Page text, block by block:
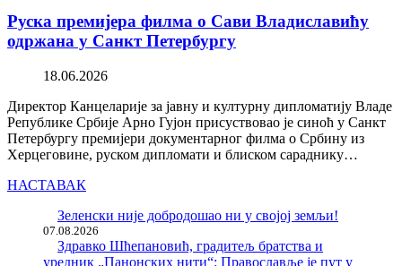
Руска премијера филма о Сави Владиславићу
одржана у Санкт Петербургу
18.06.2026
Директор Канцеларије за јавну и културну дипломатију Владе
Републике Србије Арно Гујон присуствовао је синоћ у Санкт
Петербургу премијери документарног филма о Србину из
Херцеговине, руском дипломати и блиском сараднику…
НАСТАВАК
Зеленски није добродошао ни у својој земљи!
07.08.2026
Здравко Шћепановић, градитељ братства и
уредник „Панонских нити“: Православље је пут у